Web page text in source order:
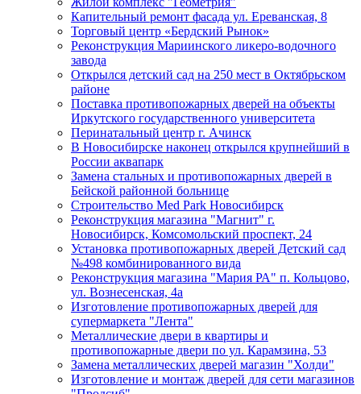
Капительный ремонт фасада ул. Ереванская, 8
Торговый центр «Бердский Рынок»
Реконструкция Мариинского ликеро-водочного
завода
Открылся детский сад на 250 мест в Октябрьском
районе
Поставка противопожарных дверей на объекты
Иркутского государственного университета
Перинатальный центр г. Ачинск
В Новосибирске наконец открылся крупнейший в
России аквапарк
Замена стальных и противопожарных дверей в
Бейской районной больнице
Строительство Med Park Новосибирск
Реконструкция магазина "Магнит" г.
Новосибирск, Комсомольский проспект, 24
Установка противопожарных дверей Детский сад
№498 комбинированного вида
Реконструкция магазина "Мария РА" п. Кольцово,
ул. Вознесенская, 4а
Изготовление противопожарных дверей для
супермаркета "Лента"
Металлические двери в квартиры и
противопожарные двери по ул. Карамзина, 53
Замена металлических дверей магазин "Холди"
Изготовление и монтаж дверей для сети магазинов